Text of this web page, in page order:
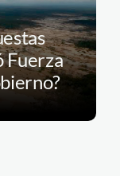
Fuerza